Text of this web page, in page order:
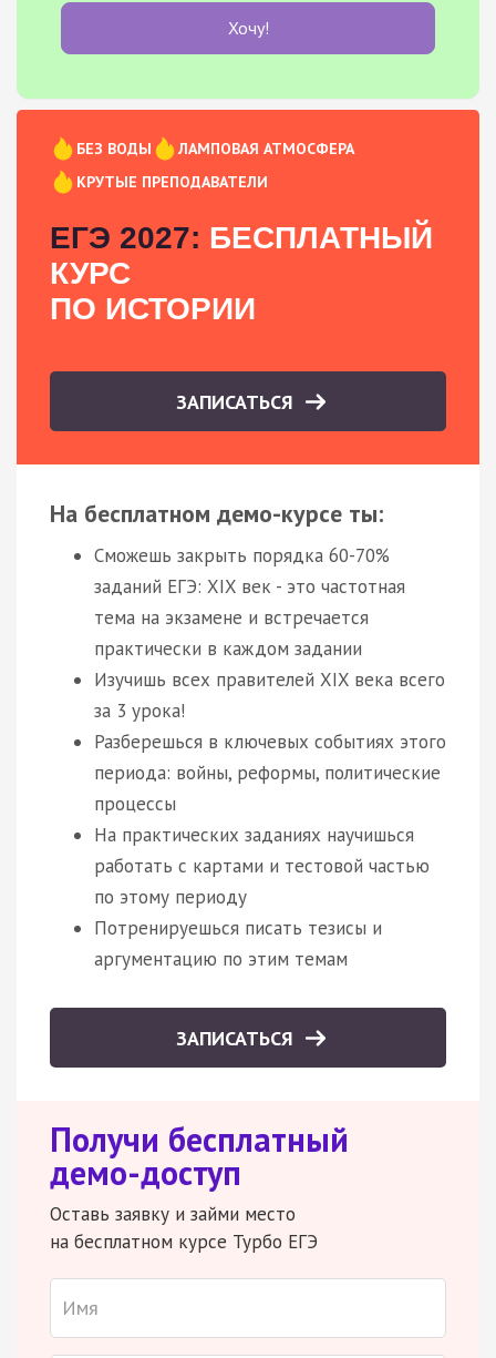
Хочу!
БЕЗ ВОДЫ
ЛАМПОВАЯ АТМОСФЕРА
КРУТЫЕ ПРЕПОДАВАТЕЛИ
ЕГЭ 2027: БЕСПЛАТНЫЙ
КУРС
ПО ИСТОРИИ
ЗАПИСАТЬСЯ
На бесплатном демо-курсе ты:
Сможешь закрыть порядка 60-70%
заданий ЕГЭ: XIX век - это частотная
тема на экзамене и встречается
практически в каждом задании
Изучишь всех правителей XIX века всего
за 3 урока!
Разберешься в ключевых событиях этого
периода: войны, реформы, политические
процессы
На практических заданиях научишься
работать с картами и тестовой частью
по этому периоду
Потренируешься писать тезисы и
аргументацию по этим темам
ЗАПИСАТЬСЯ
Получи бесплатный
демо-доступ
Оставь заявку и займи место
на бесплатном курсе Турбо ЕГЭ